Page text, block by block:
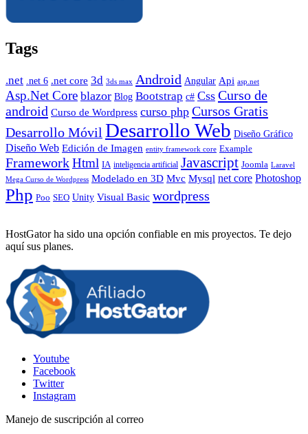
Tags
.net .net 6 .net core 3d 3ds max Android Angular Api asp.net
Asp.Net Core blazor Blog Bootstrap c# Css Curso de
android Curso de Wordpress curso php Cursos Gratis
Desarrollo Móvil Desarrollo Web Diseño Gráfico
Diseño Web Edición de Imagen entity framework core Example
FrameworkHtml IA inteligencia artificial Javascript Joomla Laravel
Mega Curso de Wordpress Modelado en 3D Mvc Mysql net core Photoshop
Php Poo SEO Unity Visual Basic wordpress
HostGator ha sido una opción confiable en mis proyectos. Te dejo
aquí sus planes.
Youtube
Facebook
Twitter
Instagram
Manejo de suscripción al correo